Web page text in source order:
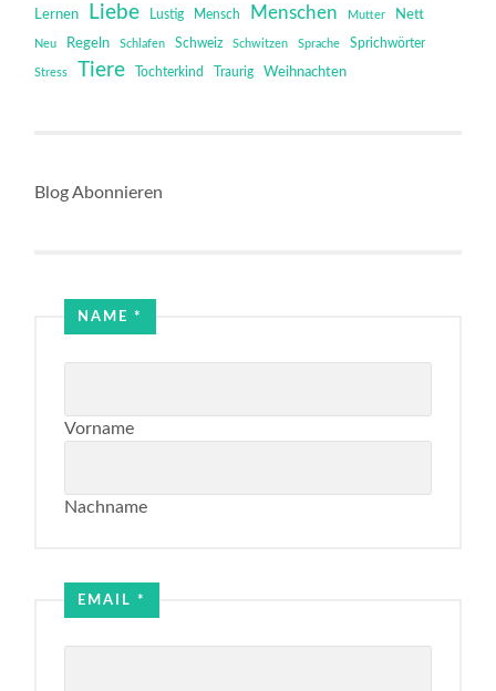
Lernen Liebe Lustig Mensch Menschen Mutter Nett
Neu Regeln Schlafen Schweiz Schwitzen Sprache Sprichwörter
Stress Tiere Tochterkind Traurig Weihnachten
Blog Abonnieren
Name
NAME*
Vorname
Nachname
EMAIL*